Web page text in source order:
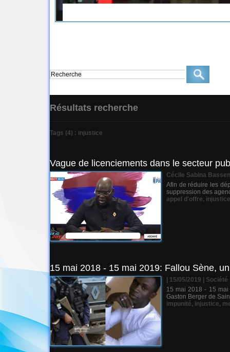
Résultats recherche
Tags (4) : injustice
Vague de licenciements dans le secteur
Cécile Sabina
Afin de réduire les
suppression des
appel d'offre, injustice
15 mai 2018 - 15 mai 2019: Fallou Sène,
| 15/05/2019
Société
15 mai 2018 - 15
Gaston Berger de
impunité, injustice,